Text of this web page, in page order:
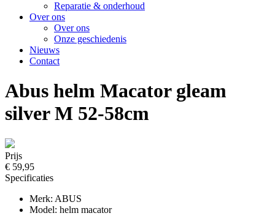
Reparatie & onderhoud
Over ons
Over ons
Onze geschiedenis
Nieuws
Contact
Abus helm Macator gleam
silver M 52-58cm
Prijs
€ 59,95
Specificaties
Merk: ABUS
Model: helm macator